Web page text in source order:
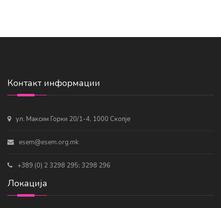
Контакт информации
ул. Максим Горки 20/1-4, 1000 Скопје
esem@esem.org.mk
+389 (0) 2 3298 295; 3298 296
Локација